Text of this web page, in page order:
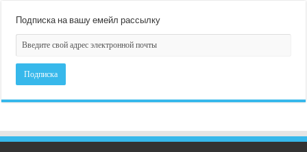
Подписка на вашу емейл рассылку